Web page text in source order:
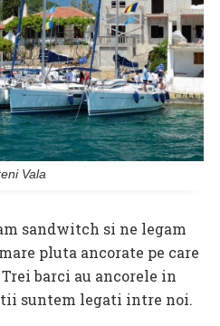
Vala
sandwitch si ne legam
pluta ancorate pe care
barci au ancorele in
suntem legati intre noi.